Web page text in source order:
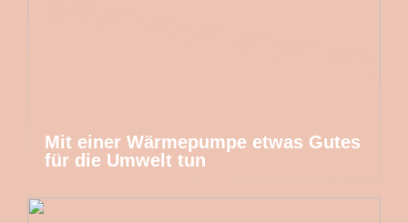
Mit einer Wärmepumpe etwas Gutes
für die Umwelt tun